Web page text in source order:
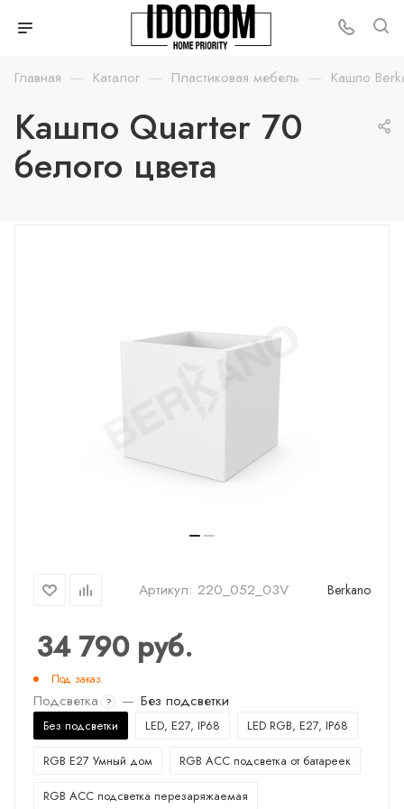
Главная — Каталог — Пластиковая мебель — Кашпо
Кашпо Quarter 70
белого цвета
Артикул: 220_052_03V Berkano
34 790руб.
Под заказ
Подсветка ? — Без подсветки
Без подсветки LED, E27, IP68 LED RGB, E27, IP68
RGB E27 Умный дом RGB ACC подсветка от батареек
RGB ACC подсветка перезаряжаемая